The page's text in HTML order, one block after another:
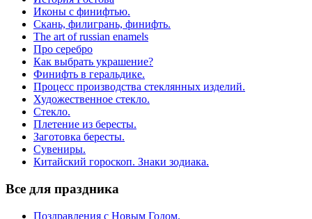
Иконы с финифтью.
Скань, филигрань, финифть.
The art of russian enamels
Про серебро
Как выбрать украшение?
Финифть в геральдике.
Процесс производства стеклянных изделий.
Художественное стекло.
Стекло.
Плетение из бересты.
Заготовка бересты.
Сувениры.
Китайский гороскоп. Знаки зодиака.
Все для праздника
Поздравления с Новым Годом.